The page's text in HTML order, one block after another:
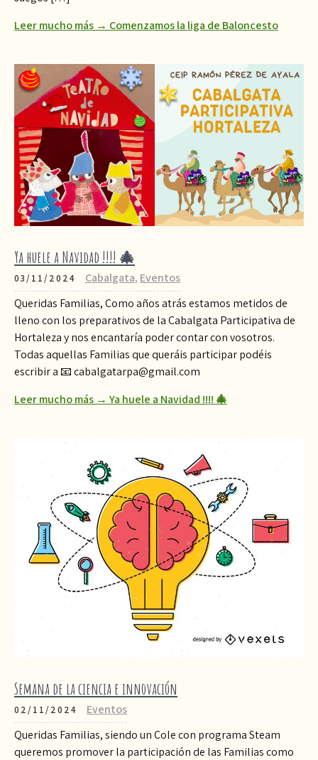
Leer mucho más → Comenzamos la liga de Baloncesto
Ya huele a Navidad !!!! 🎄
03/11/2024 Cabalgata, Eventos
Queridas Familias, Como años atrás estamos metidos de
lleno con los preparativos de la Cabalgata Participativa de
Hortaleza y nos encantaría poder contar con vosotros.
Todas aquellas Familias que queráis participar podéis
escribir a 📧 cabalgatarpa@gmail.com
Leer mucho más → Ya huele a Navidad !!!! 🎄
Semana de la ciencia e innovación
02/11/2024
Eventos
Queridas Familias, siendo un Cole con programa Steam
queremos promover la participación de las Familias como